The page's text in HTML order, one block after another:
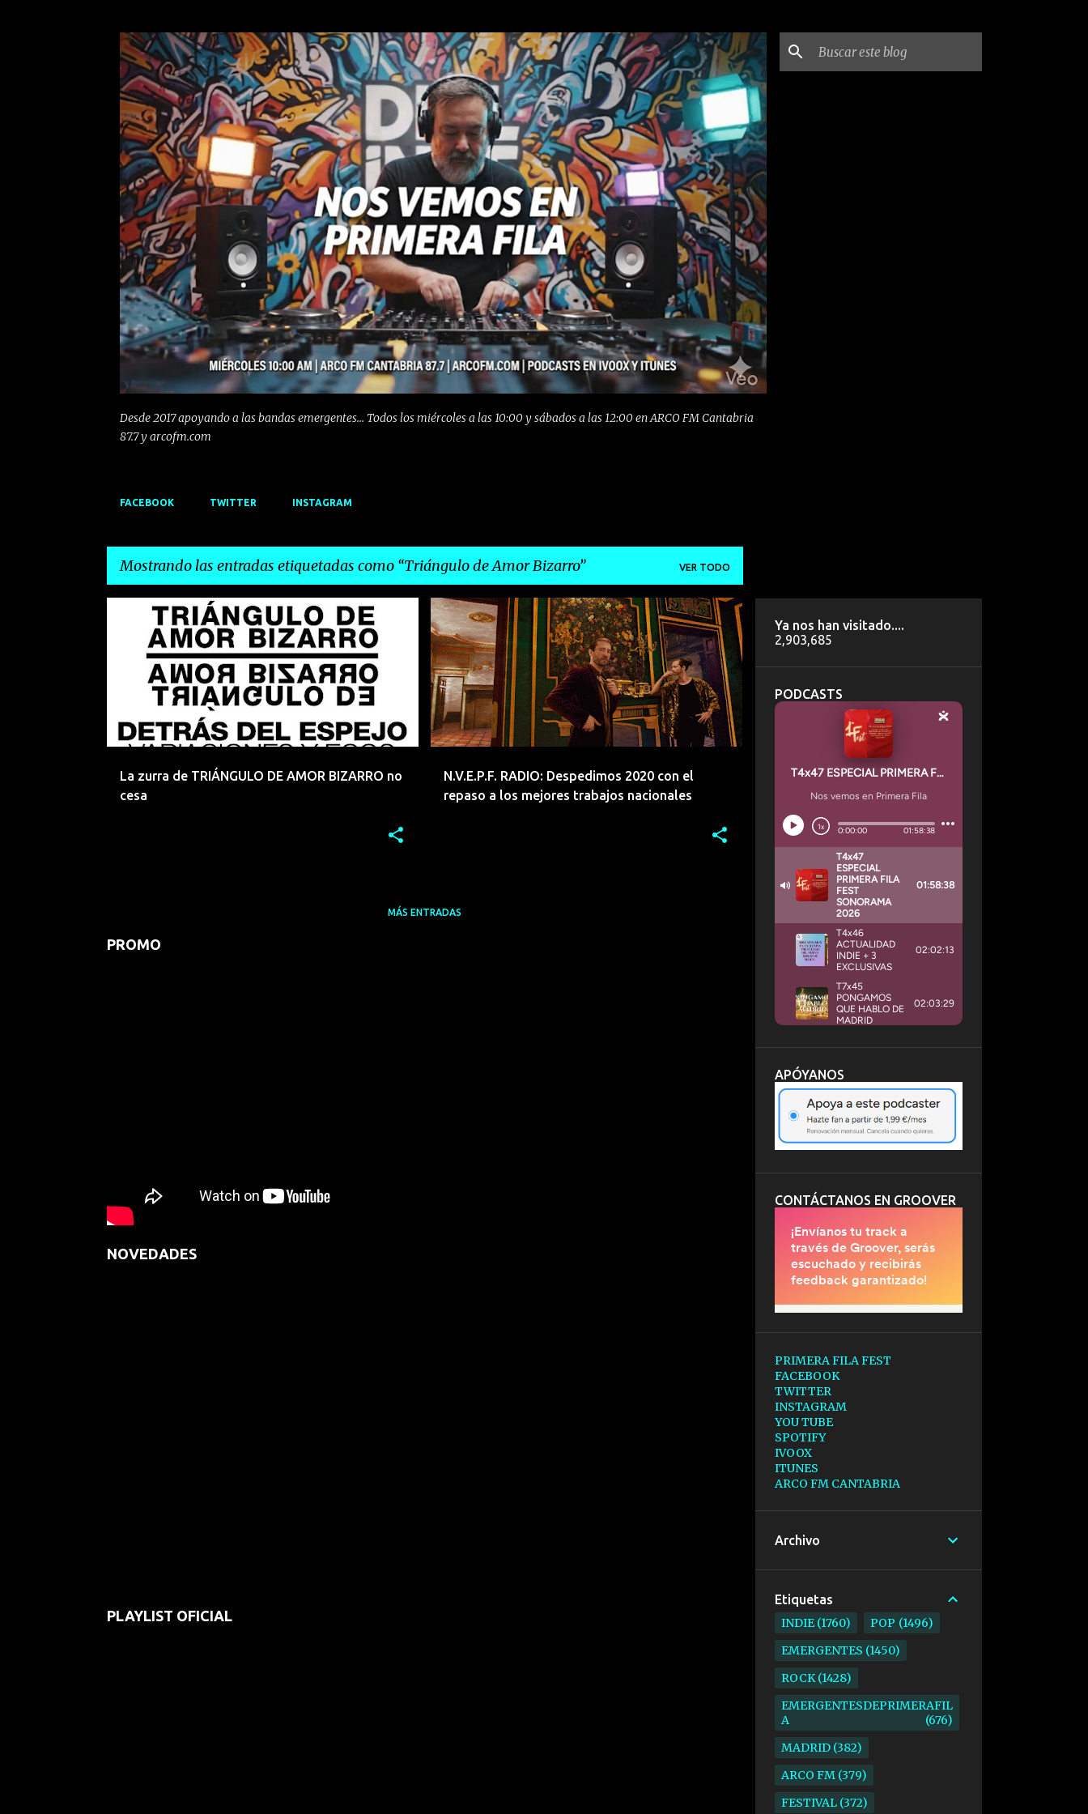
Desde 2017 apoyando a las bandas emergentes... Todos los miércoles a las 10:00 y sábados a las 12:00 en ARCO FM Cantabria
87.7 y arcofm.com
FACEBOOK TWITTER INSTAGRAM
Mostrando las entradas etiquetadas como Triángulo de Amor Bizarro VER TODO
d
La zurra de TRIÁNGULO DE AMOR BIZARRO no
cesa
BIZNAGA BOYANKA KOSTOVA
N.V.E.P.F. RADIO: Despedimos 2020 con el
repaso a los mejores trabajos nacionales
ALARMANTIKS ARCO FM ARDE BOGOTÁ +9
MÁS ENTRADAS
PROMO
NOVEDADES
PLAYLIST OFICIAL
Ya nos han visitado....
2,903,685
PODCASTS
APÓYANOS
CONTÁCTANOS EN GROOVER
PRIMERA FILA FEST
FACEBOOK
TWITTER
INSTAGRAM
YOU TUBE
SPOTIFY
IVOOX
ITUNES
ARCO FM CANTABRIA
Archivo
Etiquetas
INDIE 1760 POP 1496
EMERGENTES 1450
ROCK 1428
EMERGENTESDEPRIMERAFIL
A
676
MADRID 382
ARCO FM 379
FESTIVAL 372